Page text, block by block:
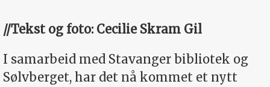
//Tekst og foto: Cecilie Skram Gil
I samarbeid med Stavanger bibliotek og
Sølvberget, har det nå kommet et nytt